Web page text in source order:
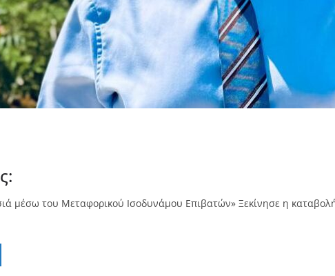
μέσω του Μεταφορικού Ισοδυνάμου Επιβατών» Ξεκίνησε η